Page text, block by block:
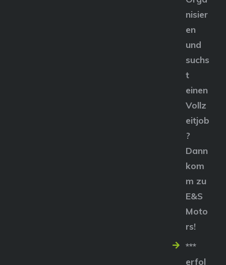
nisier
en
und
suchs
t
einen
Vollz
eitjob
?
Dann
kom
m zu
E&S
Moto
rs!
***
erfol